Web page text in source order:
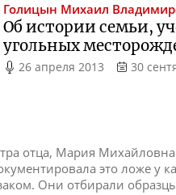
Голицын Михаил
Об истории семьи,
угольных
26 апреля 2013 30
отца, Мария Михайловна
это ложе у
Они отбирали